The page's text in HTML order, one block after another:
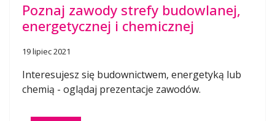
Poznaj zawody strefy budowlanej,
energetycznej i chemicznej
19 lipiec 2021
Interesujesz się budownictwem, energetyką lub
chemią - oglądaj prezentacje zawodów.